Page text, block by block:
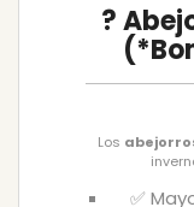
?
Los
✅